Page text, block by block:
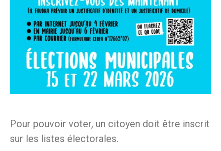
Pour pouvoir voter, un citoyen doit être inscrit
sur les listes électorales.